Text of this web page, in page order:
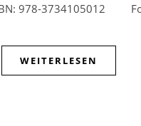
978-3734105012
WEITERLESEN